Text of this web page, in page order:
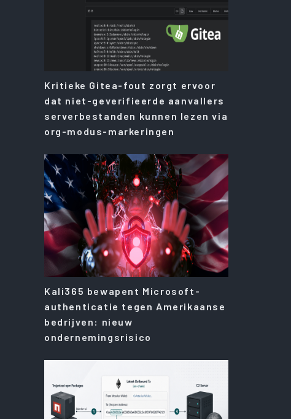
Kritieke Gitea-fout zorgt ervoor
dat niet-geverifieerde aanvallers
serverbestanden kunnen lezen via
org-modus-markeringen
Kali365 bewapent Microsoft-
authenticatie tegen Amerikaanse
bedrijven: nieuw
ondernemingsrisico